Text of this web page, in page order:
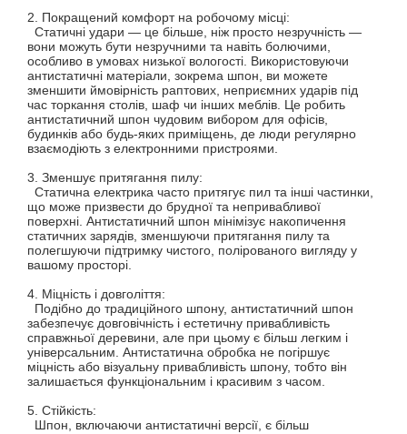
2. Покращений комфорт на робочому місці:
Статичні удари — це більше, ніж просто незручність —
вони можуть бути незручними та навіть болючими,
особливо в умовах низької вологості. Використовуючи
антистатичні матеріали, зокрема шпон, ви можете
зменшити ймовірність раптових, неприємних ударів під
час торкання столів, шаф чи інших меблів. Це робить
антистатичний шпон чудовим вибором для офісів,
будинків або будь-яких приміщень, де люди регулярно
взаємодіють з електронними пристроями.
3. Зменшує притягання пилу:
Статична електрика часто притягує пил та інші частинки,
що може призвести до брудної та непривабливої ​​
поверхні. Антистатичний шпон мінімізує накопичення
статичних зарядів, зменшуючи притягання пилу та
полегшуючи підтримку чистого, полірованого вигляду у
вашому просторі.
4. Міцність і довголіття:
Подібно до традиційного шпону, антистатичний шпон
забезпечує довговічність і естетичну привабливість
справжньої деревини, але при цьому є більш легким і
універсальним. Антистатична обробка не погіршує
міцність або візуальну привабливість шпону, тобто він
залишається функціональним і красивим з часом.
5. Стійкість:
Шпон, включаючи антистатичні версії, є більш